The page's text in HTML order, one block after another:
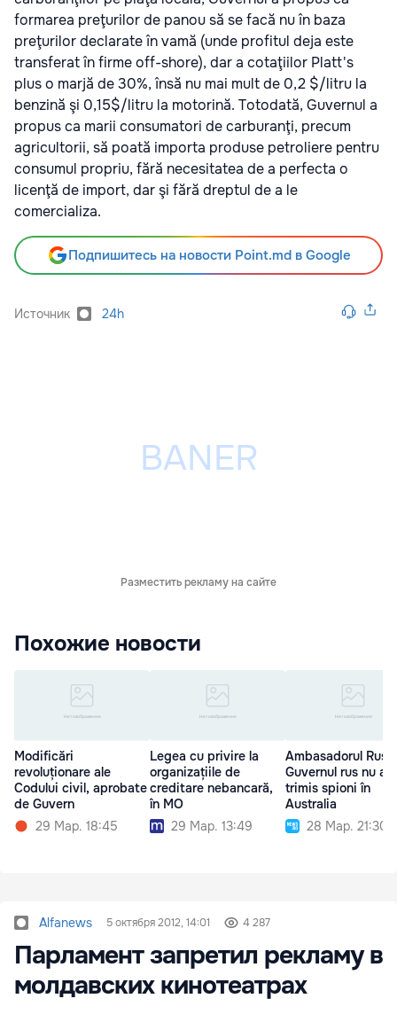
formarea preţurilor de panou să se facă nu în baza
preţurilor declarate în vamă (unde profitul deja este
transferat în firme off-shore), dar a cotaţiilor Platt's
plus o marjă de 30%, însă nu mai mult de 0,2 $/litru la
benzină şi 0,15$/litru la motorină. Totodată, Guvernul a
propus ca marii consumatori de carburanţi, precum
agricultorii, să poată importa produse petroliere pentru
consumul propriu, fără necesitatea de a perfecta o
licenţă de import, dar şi fără dreptul de a le
comercializa.
Подпишитесь на новости Point.md в Google
Источник 24h
Разместить рекламу на сайте
Похожие новости
Modificări
revoluționare ale
Codului civil, aprobate
de Guvern
29 Мар. 18:45
Legea cu privire la
organizațiile de
creditare nebancară,
în MO
29 Мар. 13:49
Ambasadorul
Guvernul rus nu a
trimis spioni în
Australia
28 Мар. 21:30
Alfanews 5 октября 2012, 14:01 4 287
Парламент запретил рекламу в
молдавских кинотеатрах